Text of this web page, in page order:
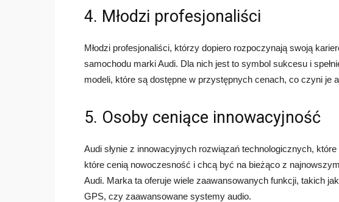
4. Młodzi profesjonaliści
Młodzi profesjonaliści, którzy dopiero rozpoczynają swoją
samochodu marki Audi. Dla nich jest to symbol sukcesu i
modeli, które są dostępne w przystępnych cenach, co czyni je
5. Osoby ceniące innowacyjność
Audi słynie z innowacyjnych rozwiązań technologicznych,
które cenią nowoczesność i chcą być na bieżąco z
Audi. Marka ta oferuje wiele zaawansowanych funkcji, takich
GPS, czy zaawansowane systemy audio.